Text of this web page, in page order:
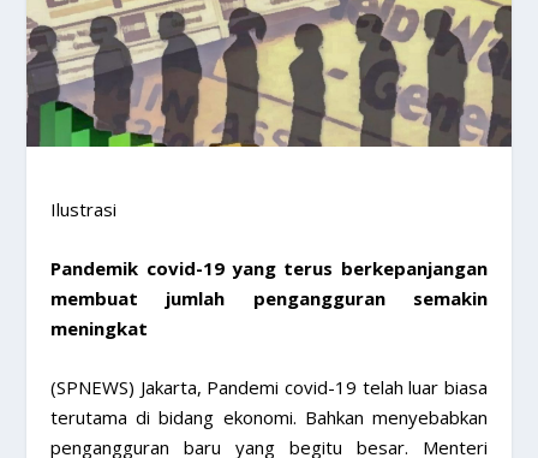
Ilustrasi
Pandemik covid-19 yang terus berkepanjangan
membuat jumlah pengangguran semakin
meningkat
(SPNEWS) Jakarta, Pandemi covid-19 telah luar biasa
terutama di bidang ekonomi. Bahkan menyebabkan
pengangguran baru yang begitu besar. Menteri